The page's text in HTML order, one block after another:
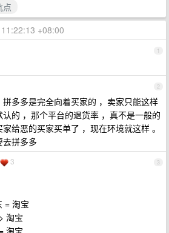
点
+08:00
1
2
多多是完全向着买家的 ，卖家只能这样
的 ，那个平台的退货率 ，真不是一般的
给恶的买家买单了 ，现在环境就这样 。
拼多多
3
3
= 淘宝
淘宝
淘宝